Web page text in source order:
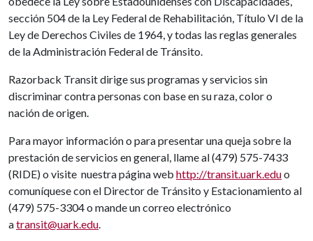
sección 504 de la Ley Federal de Rehabilitación, Título VI de la
Ley de Derechos Civiles de 1964, y todas las reglas generales
de la Administración Federal de Tránsito.
Razorback Transit dirige sus programas y servicios sin
discriminar contra personas con base en su raza, color o
nación de origen.
Para mayor información o para presentar una queja sobre la
prestación de servicios en general, llame al (479) 575-7433
(RIDE) o visite nuestra página web http://transit.uark.eduo
comuníquese con el Director de Tránsito y Estacionamiento al
(479) 575-3304 o mande un correo electrónico
atransit@uark.edu.